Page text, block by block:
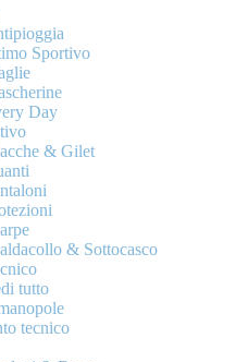
Sportivo
Day
& Gilet
& Sottocasco
tutto
tecnico